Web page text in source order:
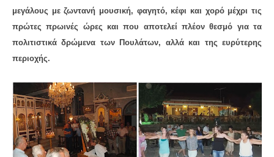
μεγάλους με ζωντανή μουσική, φαγητό, κέφι και χορό μέχρι τις
πρώτες πρωινές ώρες και που αποτελεί πλέον θεσμό για τα
πολιτιστικά δρώμενα των Πουλάτων, αλλά και της ευρύτερης
περιοχής.